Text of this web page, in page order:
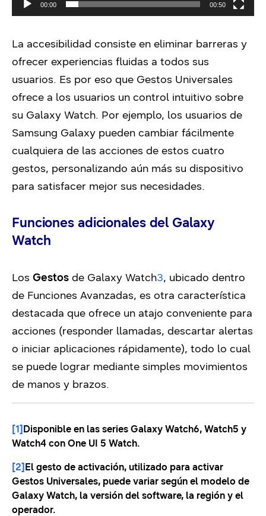
00:00 00:50
La accesibilidad consiste en eliminar barreras y
ofrecer experiencias fluidas a todos sus
usuarios. Es por eso que Gestos Universales
ofrece a los usuarios un control intuitivo sobre
su Galaxy Watch. Por ejemplo, los usuarios de
Samsung Galaxy pueden cambiar fácilmente
cualquiera de las acciones de estos cuatro
gestos, personalizando aún más su dispositivo
para satisfacer mejor sus necesidades.
Funciones adicionales del Galaxy
Watch
Los Gestos de Galaxy Watch3, ubicado dentro
de Funciones Avanzadas, es otra característica
destacada que ofrece un atajo conveniente para
acciones (responder llamadas, descartar alertas
o iniciar aplicaciones rápidamente), todo lo cual
se puede lograr mediante simples movimientos
de manos y brazos.
[1] Disponible en las series Galaxy Watch6, Watch5 y
Watch4 con One UI 5 Watch.
[2] El gesto de activación, utilizado para activar
Gestos Universales, puede variar según el modelo de
Galaxy Watch, la versión del software, la región y el
operador.